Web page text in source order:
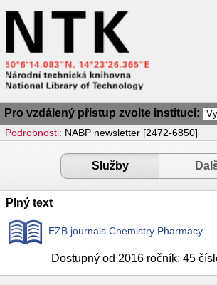
Pro vzdálený přístup zvolte instituci:
Podrobnosti: NABP newsletter [2472-6850]
Služby
Plný text
EZB journals Chemistry Pharmacy
Dostupný od 2016 ročník: 45